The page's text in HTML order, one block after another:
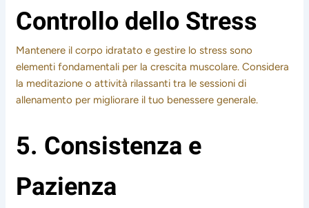
Controllo dello Stress
Mantenere il corpo idratato e gestire lo stress sono
elementi fondamentali per la crescita muscolare. Considera
la meditazione o attività rilassanti tra le sessioni di
allenamento per migliorare il tuo benessere generale.
5. Consistenza e
Pazienza